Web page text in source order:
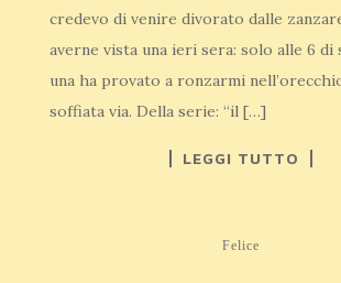
credevo di venire divorato dalle
averne vista una ieri sera: solo alle 6 di
una ha provato a ronzarmi
soffiata via. Della serie: “il […]
LEGGI TUTTO
Felice